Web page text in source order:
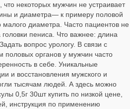
что некоторых мужчин не устраивает
и диаметра— к примеру половой
диаметра. Часто пациентов не
пениса. Что важнее: длина
вопрос урологу. В связи с
органов у мужчин часто
в себе. Уникальные
и восстановления мужского и
тысячам людей. А здесь можно
0,5г 30шт купить по низкой цене,
инструкция по применению